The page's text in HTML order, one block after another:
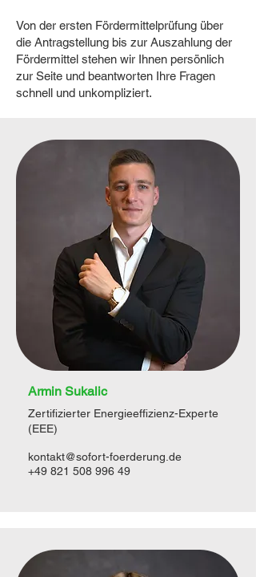
Von der ersten Fördermittelprüfung über
die Antragstellung bis zur Auszahlung der
Fördermittel stehen wir Ihnen persönlich
zur Seite und beantworten Ihre Fragen
schnell und unkompliziert.
Armin Sukalic
Zertifizierter Energieeffizienz-Experte
(EEE)
kontakt@sofort-foerderung.de
+49 821 508 996 49